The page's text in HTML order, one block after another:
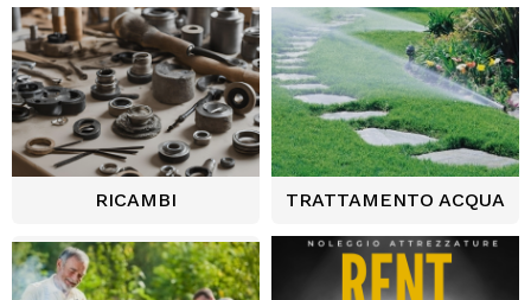
RICAMBI TRATTAMENTO ACQUA